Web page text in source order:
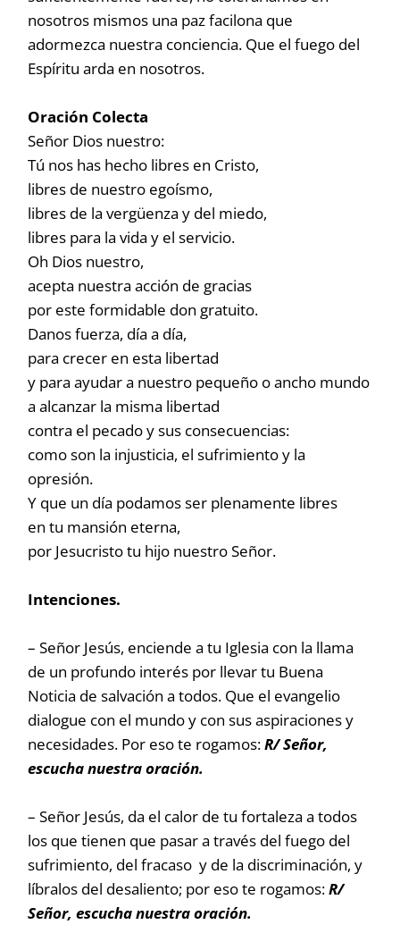
nosotros mismos una paz facilona que
adormezca nuestra conciencia. Que el fuego del
Espíritu arda en nosotros.
Oración Colecta
Señor Dios nuestro:
Tú nos has hecho libres en Cristo,
libres de nuestro egoísmo,
libres de la vergüenza y del miedo,
libres para la vida y el servicio.
Oh Dios nuestro,
acepta nuestra acción de gracias
por este formidable don gratuito.
Danos fuerza, día a día,
para crecer en esta libertad
y para ayudar a nuestro pequeño o ancho mundo
a alcanzar la misma libertad
contra el pecado y sus consecuencias:
como son la injusticia, el sufrimiento y la
opresión.
Y que un día podamos ser plenamente libres
en tu mansión eterna,
por Jesucristo tu hijo nuestro Señor.
Intenciones.
– Señor Jesús, enciende a tu Iglesia con la llama
de un profundo interés por llevar tu Buena
Noticia de salvación a todos. Que el evangelio
dialogue con el mundo y con sus aspiraciones y
necesidades. Por eso te rogamos:R/ Señor,
escucha nuestra oración.
– Señor Jesús, da el calor de tu fortaleza a todos
los que tienen que pasar a través del fuego del
sufrimiento, del fracaso y de la discriminación, y
líbralos del desaliento; por eso te rogamos:R/
Señor, escucha nuestra oración.